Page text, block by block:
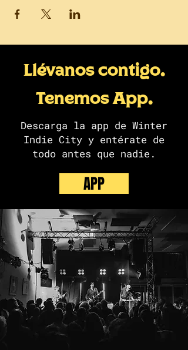
Llévanos contigo.
Tenemos App.
Descarga la app de Winter
Indie City y entérate de
todo antes que nadie.
APP